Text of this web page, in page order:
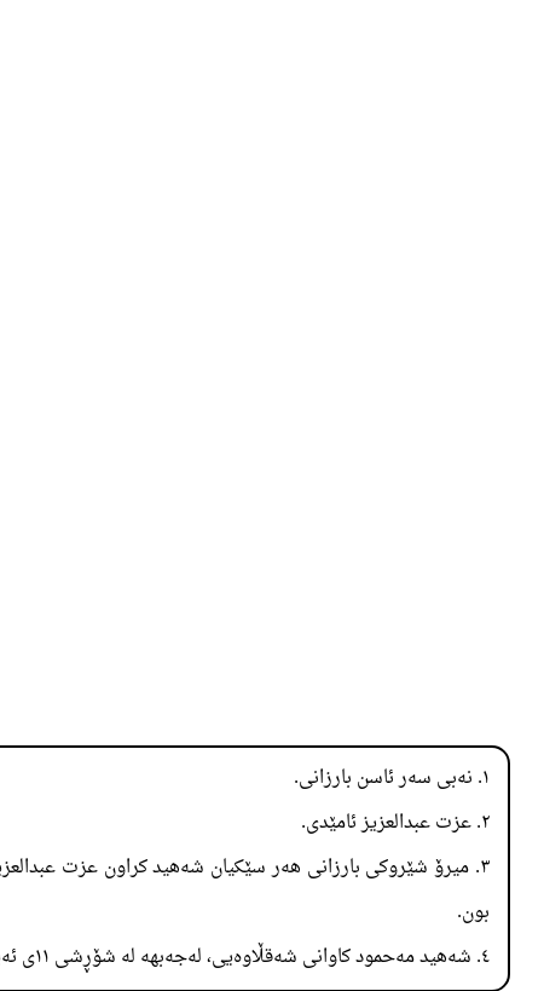
١. نەبی سەر ئاسن بارزانی.
٢. عزت عبدالعزیز ئامێدی.
بون.
٤. شەهید مەحمود کاوانی شەقڵاوەیی، لەجەبهە لە شۆڕشی ١١ی ئەیلولدا شەهید بوو.